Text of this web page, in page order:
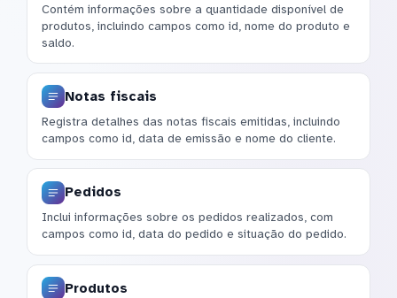
Contém informações sobre a quantidade disponível de
produtos, incluindo campos como id, nome do produto e
saldo.
Notas fiscais
Registra detalhes das notas fiscais emitidas, incluindo
campos como id, data de emissão e nome do cliente.
Pedidos
Inclui informações sobre os pedidos realizados, com
campos como id, data do pedido e situação do pedido.
Produtos